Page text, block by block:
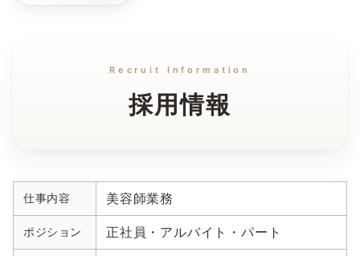
Recruit Information
採用情報
仕事内容 美容師業務
ポジション 正社員・アルバイト・パート